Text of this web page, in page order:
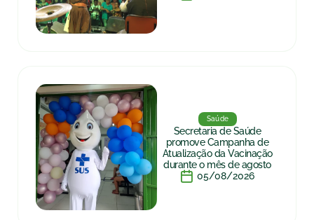
Saúde
Secretaria de Saúde
promove Campanha de
Atualização da Vacinação
durante o mês de agosto
05/08/2026